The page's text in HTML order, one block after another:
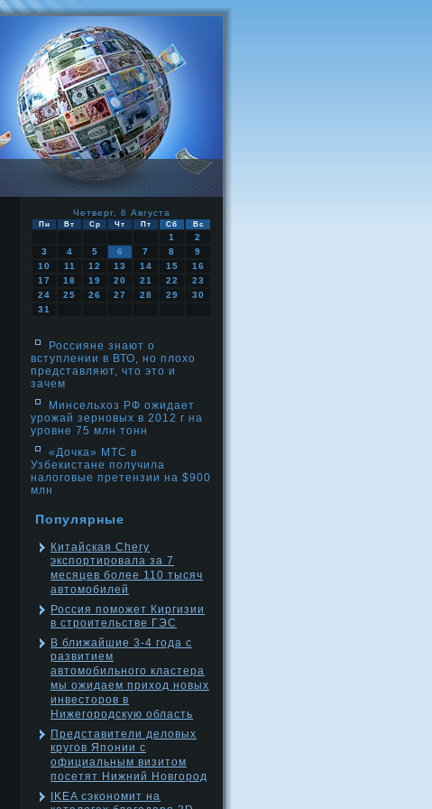
Четверг, 6 Августа
Пн Вт Ср Чт Пт Сб Вс
1
2
3
4 5 6 7 8
9
10
11 12 13 14 15
16
17
18 19 20 21 22
23
24
25 26 27 28 29
30
31
Россияне знают о
вступлении в ВТО, но плохо
представляют, что это и
зачем
Минсельхоз РФ ожидает
урожай зерновых в 2012 г на
уровне 75 млн тонн
«Дочка» МТС в
Узбекистане получила
налоговые претензии на $900
млн
Популярные
Китайская Chery
экспортировала за 7
месяцев более 110 тысяч
автомобилей
Россия поможет Киргизии
в строительстве ГЭС
В ближайшие 3-4 года с
развитием
автомобильного кластера
мы ожидаем приход новых
инвесторов в
Нижегородскую область
Представители деловых
кругов Японии с
официальным визитом
посетят Нижний Новгород
IKEA сэкономит на